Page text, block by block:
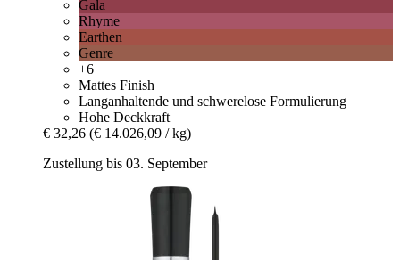
Gala
Rhyme
Earthen
Genre
+6
Mattes Finish
Langanhaltende und schwerelose Formulierung
Hohe Deckkraft
€ 32,26 (€ 14.026,09 / kg)
Zustellung bis 03. September